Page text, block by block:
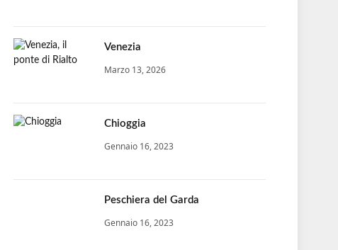
Venezia
Marzo 13, 2026
Chioggia
Gennaio 16, 2023
Peschiera del Garda
Gennaio 16, 2023